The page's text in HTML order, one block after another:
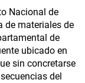
Nacional de
de materiales de
de
ubicado en
sin concretarse
del